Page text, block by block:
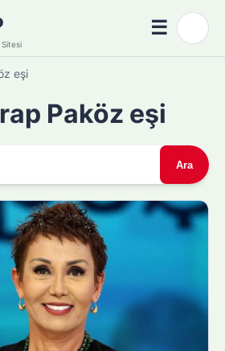
☰Menü
eşi
Paköz eşi